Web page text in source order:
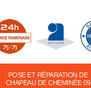
POSE ET RÉPARATION DE
CHAPEAU DE CHEMINÉE 09